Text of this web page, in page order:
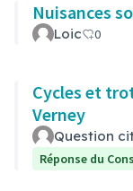
Nuisances
Loic 0
Cycles et
Verney
Question
Réponse du